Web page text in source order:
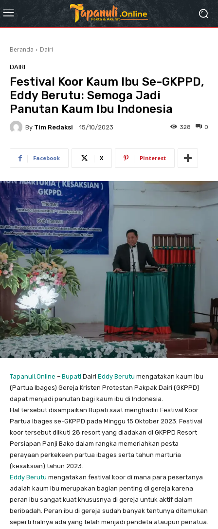
Beranda Dairi
DAIRI
Festival Koor Kaum Ibu Se-GKPPD,
Eddy Berutu: Semoga Jadi
Panutan Kaum Ibu Indonesia
By Tim Redaksi 15/10/2023 0
328
Facebook X Pinterest
Tapanuli.Online – Bupati Dairi Eddy Berutu mengatakan kaum ibu
(Partua Ibages) Gereja Kristen Protestan Pakpak Dairi (GKPPD)
dapat menjadi panutan bagi kaum ibu di Indonesia.
Hal tersebut disampaikan Bupati saat menghadiri Festival Koor
Partua Ibages se-GKPPD pada Minggu 15 Oktober 2023. Festival
koor tersebut diikuti 28 resort yang diadakan di GKPPD Resort
Persiapan Panji Bako dalam rangka memeriahkan pesta
perayaan perkekeen partua ibages serta tahun marturia
(kesaksian) tahun 2023.
Eddy Berutu mengatakan festival koor di mana para pesertanya
adalah kaum ibu merupakan bagian penting di gereja karena
peran ibu sangat kuat khususnya di gereja untuk aktif dalam
beribadah. Peran ibu di gereja sudah banyak tentunya ditemukan
seperti halnya ada yang telah menjadi pendeta ataupun penatua.